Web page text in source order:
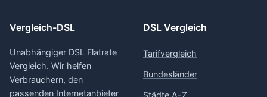
Vergleich-DSL
Unabhängiger DSL Flatrate
Vergleich. Wir helfen
Verbrauchern, den
passenden Internetanbieter
DSL Vergleich
Tarifvergleich
Bundesländer